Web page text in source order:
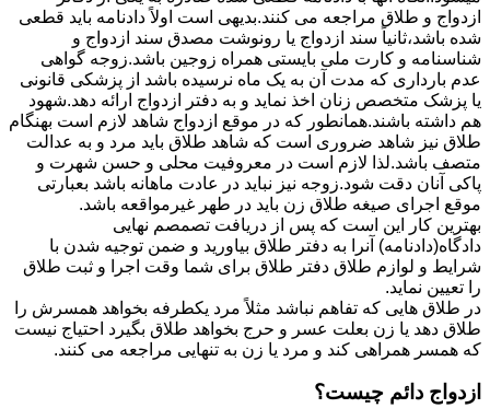
ازدواج و طلاق مراجعه می کنند.بدیهی است اولاً دادنامه باید قطعی
شده باشد،ثانیاً سند ازدواج یا رونوشت مصدق سند ازدواج و
شناسنامه و کارت ملی بایستی همراه زوجین باشد.زوجه گواهی
عدم بارداری که مدت آن به یک ماه نرسیده باشد از پزشکی قانونی
یا پزشک متخصص زنان اخذ نماید و به دفتر ازدواج ارائه دهد.شهود
هم داشته باشند.همانطور که در موقع ازدواج شاهد لازم است بهنگام
طلاق نیز شاهد ضروری است که شاهد طلاق باید مرد و به عدالت
متصف باشد.لذا لازم است در معروفیت محلی و حسن شهرت و
پاکی آنان دقت شود.زوجه نیز نباید در عادت ماهانه باشد بعبارتی
موقع اجرای صیغه طلاق زن باید در طهر غیرمواقعه باشد.
بهترین کار این است که پس از دریافت تصمصم نهایی
دادگاه(دادنامه) آنرا به دفتر طلاق بیاورید و ضمن توجیه شدن با
شرایط و لوازم طلاق دفتر طلاق برای شما وقت اجرا و ثبت طلاق
را تعیین نماید.
در طلاق هایی که تفاهم نباشد مثلاً مرد یکطرفه بخواهد همسرش را
طلاق دهد یا زن بعلت عسر و حرج بخواهد طلاق بگیرد احتیاج نیست
که همسر همراهی کند و مرد یا زن به تنهایی مراجعه می کنند.
ازدواج دائم چیست؟